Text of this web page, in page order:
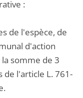
:
de l'espèce, de
d'action
somme de 3
de l'article L. 761-